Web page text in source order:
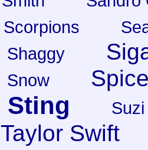
Scorpions
Shaggy
Snow
Sting
Taylor Swift